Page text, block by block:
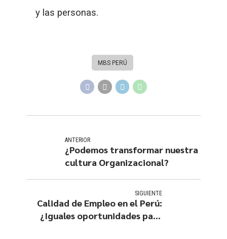
y las personas.
MBS PERÚ
ANTERIOR
¿Podemos transformar nuestra
cultura Organizacional?
SIGUIENTE
Calidad de Empleo en el Perú:
¿Iguales oportunidades para